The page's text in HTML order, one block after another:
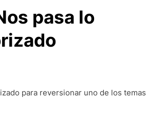
pasa lo
para reversionar uno de los temas